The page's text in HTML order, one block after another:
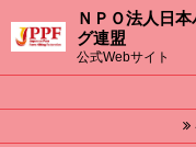
ＮＰＯ法人日
グ連盟
公式Webサイト